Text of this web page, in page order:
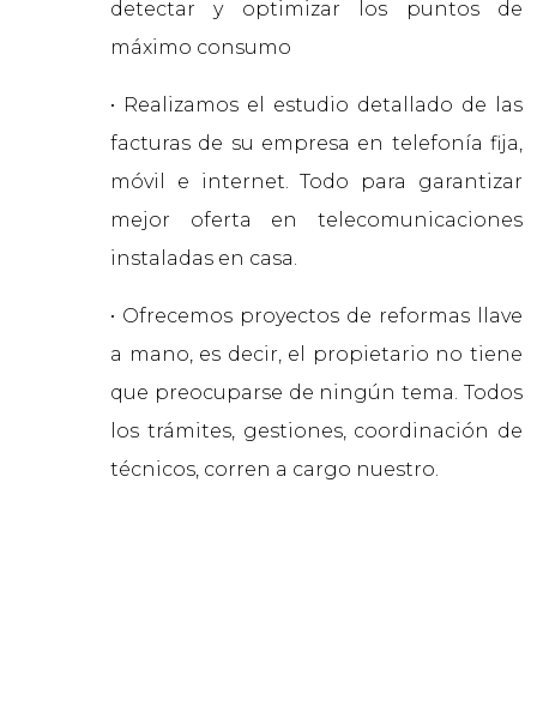
detectar y optimizar los puntos de
máximo consumo
• Realizamos el estudio detallado de las
facturas de su empresa en telefonía fija,
móvil e internet. Todo para garantizar
mejor oferta en telecomunicaciones
instaladas en casa.
• Ofrecemos proyectos de reformas llave
a mano, es decir, el propietario no tiene
que preocuparse de ningún tema. Todos
los trámites, gestiones, coordinación de
técnicos, corren a cargo nuestro.